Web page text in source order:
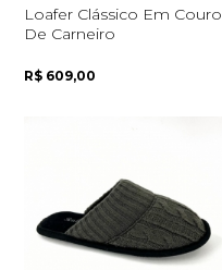
Loafer Clássico Em Couro
De Carneiro
R$ 609,00